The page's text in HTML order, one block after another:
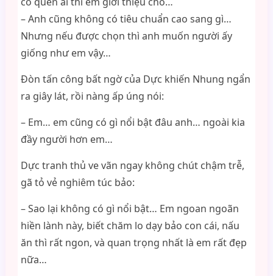
– Anh cũng không có tiêu chuẩn cao sang gì…
Nhưng nếu được chọn thì anh muốn người ấy
giống như em vậy…
Đòn tấn công bất ngờ của Dực khiến Nhung ngẩn
ra giây lát, rồi nàng ấp úng nói:
– Em… em cũng có gì nổi bật đâu anh… ngoài kia
đầy người hơn em…
Dực tranh thủ ve vãn ngay không chút chậm trễ,
gã tỏ vẻ nghiêm túc bảo:
– Sao lại không có gì nổi bật… Em ngoan ngoãn
hiền lành này, biết chăm lo dạy bảo con cái, nấu
ăn thì rất ngon, và quan trọng nhất là em rất đẹp
nữa…